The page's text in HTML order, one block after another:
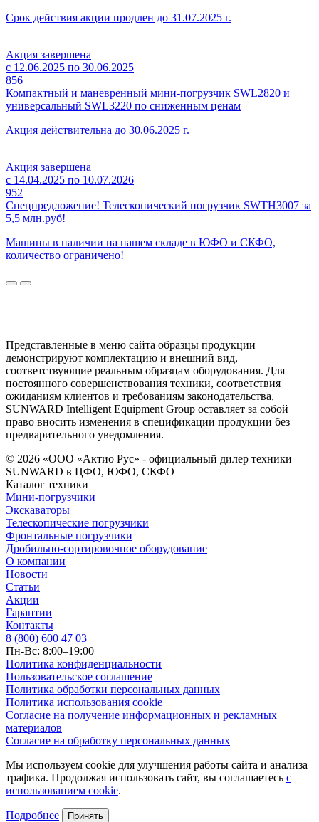
Срок действия акции продлен до 31.07.2025 г.
Акция завершена
с 12.06.2025 по 30.06.2025
856
Компактный и маневренный мини-погрузчик SWL2820 и
универсальный SWL3220 по сниженным ценам
Акция действительна до 30.06.2025 г.
Акция завершена
с 14.04.2025 по 10.07.2026
952
Спецпредложение! Телескопический погрузчик SWTH3007 за
5,5 млн.руб!
Машины в наличии на нашем складе в ЮФО и СКФО,
количество ограничено!
Представленные в меню сайта образцы продукции
демонстрируют комплектацию и внешний вид,
соответствующие реальным образцам оборудования. Для
постоянного совершенствования техники, соответствия
ожиданиям клиентов и требованиям законодательства,
SUNWARD Intelligent Equipment Group оставляет за собой
право вносить изменения в спецификации продукции без
предварительного уведомления.
© 2026 «ООО «Актио Рус» - официальный дилер техники
SUNWARD в ЦФО, ЮФО, СКФО
Каталог техники
Мини-погрузчики
Экскаваторы
Телескопические погрузчики
Фронтальные погрузчики
Дробильно-сортировочное оборудование
О компании
Новости
Статьи
Акции
Гарантии
Контакты
8 (800) 600 47 03
Пн-Вс: 8:00–19:00
Политика конфиденциальности
Пользовательское соглашение
Политика обработки персональных данных
Политика использования cookie
Согласие на получение информационных и рекламных
материалов
Согласие на обработку персональных данных
Мы используем cookie для улучшения работы сайта и анализа
трафика. Продолжая использовать сайт, вы соглашаетесь с
использованием cookie.
Подробнее Принять